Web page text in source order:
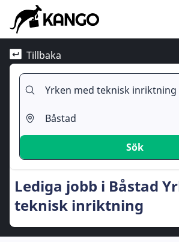
Tillbaka
Sök
Lediga jobb i Båstad
teknisk inriktning